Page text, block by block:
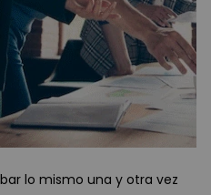
lo mismo una y otra vez